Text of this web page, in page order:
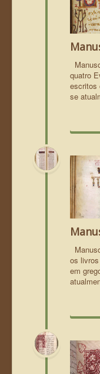
quatro
escritos
se
os
em